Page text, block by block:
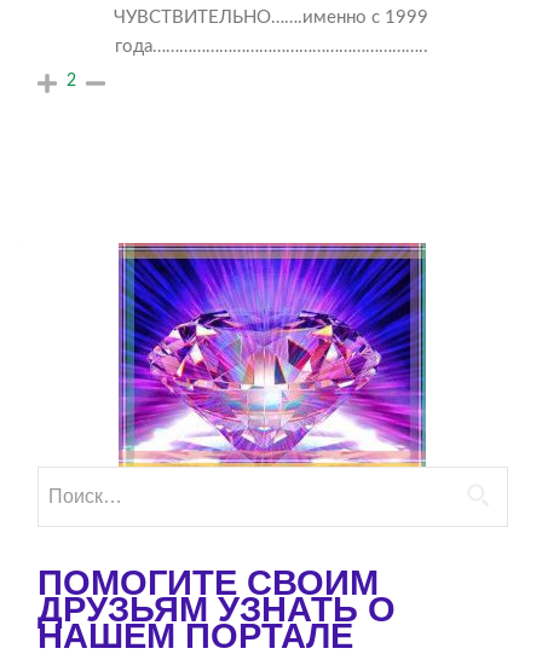
ЧУВСТВИТЕЛЬНО…….именно с 1999
года……………………………………………………..
2
ПОМОГИТЕ СВОИМ
ДРУЗЬЯМ УЗНАТЬ О
НАШЕМ ПОРТАЛЕ